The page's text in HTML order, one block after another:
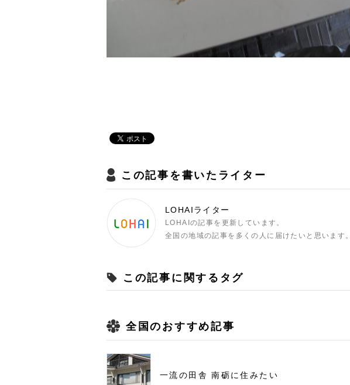
この記事を書いたライター
LOHAIライター
LOHAIの記事を更新しています。
全国の地域の記事を多くの人に届けたいと思います。
この記事に関するタグ
全国のおすすめ記事
一流の田舎 南砺に住みたい